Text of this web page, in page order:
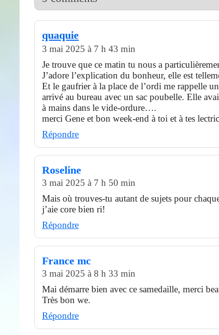
quaquie
3 mai 2025 à 7 h 43 min
Je trouve que ce matin tu nous a
J’adore l’explication du bonheur, elle est
Et le gaufrier à la place de l’ordi me rappelle
arrivé au bureau avec un sac poubelle. Elle
à mains dans le vide-ordure….
merci Gene et bon week-end à toi et à tes
Répondre
Roseline
3 mai 2025 à 7 h 50 min
Mais où trouves-tu autant de sujets pour
j’aie core bien ri!
Répondre
France mc
3 mai 2025 à 8 h 33 min
Mai démarre bien avec ce samedaille, merci
Très bon we.
Répondre